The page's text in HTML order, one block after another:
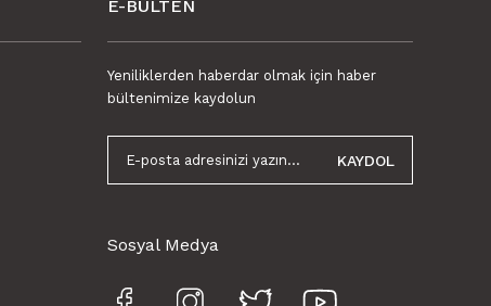
E-BÜLTEN
Yeniliklerden haberdar olmak için haber
bültenimize kaydolun
KAYDOL
Sosyal Medya